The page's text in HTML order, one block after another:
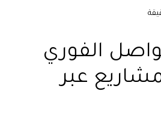
الفوري
عبر